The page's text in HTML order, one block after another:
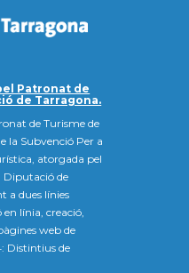
Patronat de
de Tarragona.
de Turisme de
la Subvenció Per a
atorgada pel
Diputació de
a dues línies
línia, creació,
web de
Distintius de